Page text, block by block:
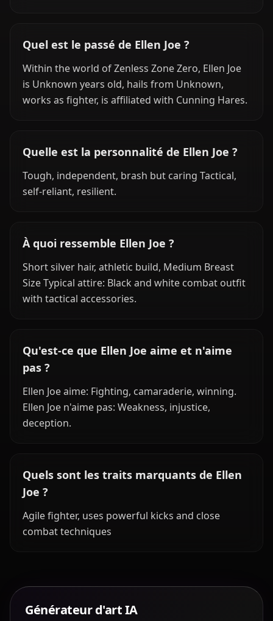
Quel est le passé de Ellen Joe ?
Within the world of Zenless Zone Zero, Ellen Joe
is Unknown years old, hails from Unknown,
works as fighter, is affiliated with Cunning Hares.
Quelle est la personnalité de Ellen Joe ?
Tough, independent, brash but caring Tactical,
self-reliant, resilient.
À quoi ressemble Ellen Joe ?
Short silver hair, athletic build, Medium Breast
Size Typical attire: Black and white combat outfit
with tactical accessories.
Qu'est-ce que Ellen Joe aime et n'aime
pas ?
Ellen Joe aime: Fighting, camaraderie, winning.
Ellen Joe n'aime pas: Weakness, injustice,
deception.
Quels sont les traits marquants de Ellen
Joe ?
Agile fighter, uses powerful kicks and close
combat techniques
Générateur d'art IA